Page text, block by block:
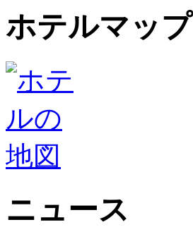
ホテルマップ
ニュース